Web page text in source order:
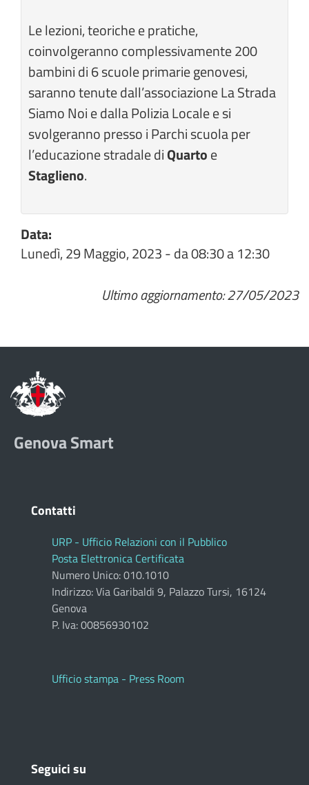
Le lezioni, teoriche e pratiche,
coinvolgeranno complessivamente 200
bambini di 6 scuole primarie genovesi,
saranno tenute dall’associazione La Strada
Siamo Noi e dalla Polizia Locale e si
svolgeranno presso i Parchi scuola per
l’educazione stradale diQuartoe
Staglieno.
Data:
Lunedì, 29 Maggio, 2023 -da08:30a12:30
Ultimo aggiornamento: 27/05/2023
Genova Smart
Contatti
URP - Ufficio Relazioni con il Pubblico
Posta Elettronica Certificata
Numero Unico: 010.1010
Indirizzo: Via Garibaldi 9, Palazzo Tursi, 16124
Genova
P. Iva: 00856930102
Ufficio stampa - Press Room
Seguici su